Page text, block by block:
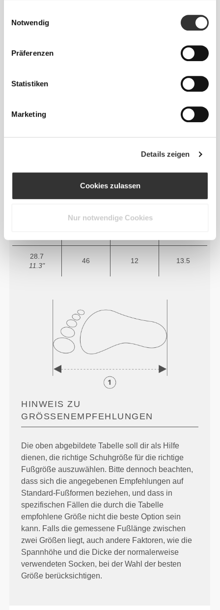
Notwendig
Präferenzen
Statistiken
Marketing
Details zeigen
Cookies zulassen
Nur notwendige Cookies
9.7"
8.5
10"
9
42 8.5 10
10.5"
44 10 11.5
28.7
11.3"
46 12 13.5
HINWEIS ZU
GRÖSSENEMPFEHLUNGEN
Die oben abgebildete Tabelle soll dir als Hilfe
dienen, die richtige Schuhgröße für die richtige
Fußgröße auszuwählen. Bitte dennoch beachten,
dass sich die angegebenen Empfehlungen auf
Standard-Fußformen beziehen, und dass in
spezifischen Fällen die durch die Tabelle
empfohlene Größe nicht die beste Option sein
kann. Falls die gemessene Fußlänge zwischen
zwei Größen liegt, auch andere Faktoren, wie die
Spannhöhe und die Dicke der normalerweise
verwendeten Socken, bei der Wahl der besten
Größe berücksichtigen.